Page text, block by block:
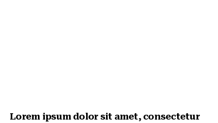
Lorem ipsum dolor sit amet, consectetur